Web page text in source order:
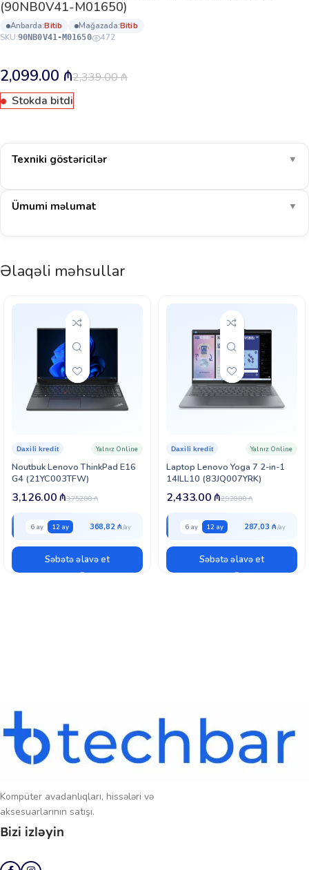
(90NB0V41-M01650)
anbarda: bi̇ti̇b mağazada: bi̇ti̇b
SKU:90NB0V41-M01650 472
2,339.00₼
2,099.00 ₼
Stokda bitdi
Texniki göstəricilər ▼
Ümumi məlumat ▼
Əlaqəli məhsullar
Noutbuk Lenovo ThinkPad E16
G4 (21YC003TFW)
Daxili kredit Yalnız Online
3,752.00₼
3,126.00₼
6 ay 12 ay 368,82 ₼
Səbətə əlavə et
Laptop Lenovo Yoga 7 2-in-1
14ILL10 (83JQ007YRK)
Daxili kredit Yalnız Online
2,920.00₼
2,433.00₼
6 ay 12 ay 287,03 ₼
Səbətə əlavə et
Kompüter avadanlıqları, hissələri və
aksesuarlarının satışı.
Bizi izləyin